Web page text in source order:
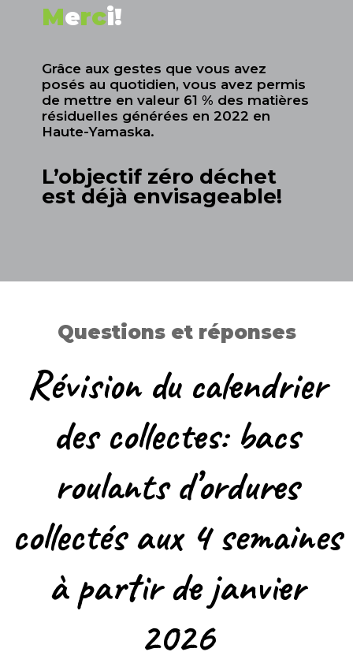
Merci!
Grâce aux gestes que vous avez
posés au quotidien, vous avez permis
de mettre en valeur 61 % des matières
résiduelles générées en 2022 en
Haute-Yamaska.
L’objectif zéro déchet
est déjà envisageable!
Questions et réponses
Révision du calendrier
des collectes: bacs
roulants d’ordures
collectés aux 4 semaines
à partir de janvier
2026